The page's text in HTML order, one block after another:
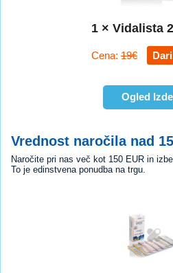
1 × Vidalista
Cena: 19€
Ogled
Vrednost naročila nad
Naročite pri nas več kot 150 EUR in
To je edinstvena ponudba na trgu.